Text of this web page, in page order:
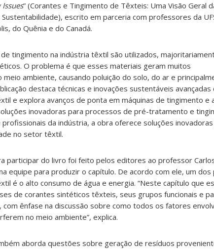
” (Corantes e Tingimento de Têxteis: Uma Visão Geral
escrito em parceria com professores da
do Quênia e do Canadá.
tingimento na indústria têxtil são utilizados,
O problema é que esses materiais geram muitos
meio ambiente, causando poluição do solo, do ar e
destaca técnicas e inovações sustentáveis ​​avançadas
e explora avanços de ponta em máquinas de tingimento
inovadoras para processos de pré-tratamento e
da indústria, a obra oferece soluções
no setor têxtil.
participar do livro foi feito pelos editores ao professor
equipe para produzir o capítulo. De acordo com ele, um
é o alto consumo de água e energia. “Neste capítulo que
de corantes sintéticos têxteis, seus grupos funcionais e
com ênfase na discussão sobre como todos os fatores
no meio ambiente”, explica.
aborda questões sobre geração de resíduos